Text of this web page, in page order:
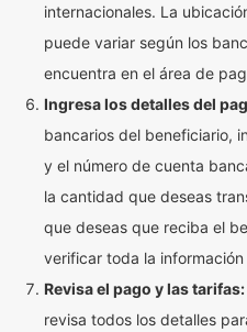
internacionales. La
puede variar según los
encuentra en el área de
Ingresa los detalles del
bancarios del beneficiario,
y el número de cuenta
la cantidad que deseas
que deseas que reciba el
verificar toda la
Revisa el pago y las tarifas:
revisa todos los detalles